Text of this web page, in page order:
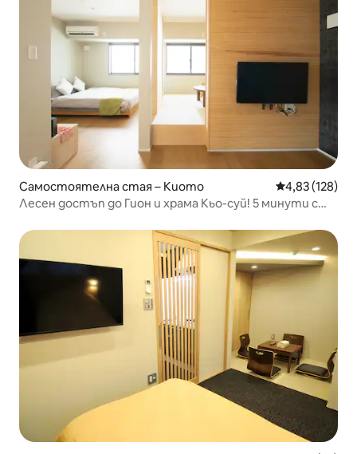
Самостоятелна стая – Киото Средна
4,83 (128)
Лесен достъп до Гион и храма Кьо-суй! 5 минути с